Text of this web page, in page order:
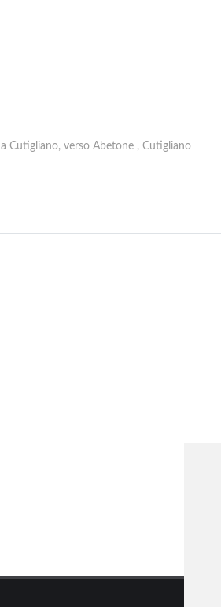
Cutigliano, verso Abetone , Cutigliano